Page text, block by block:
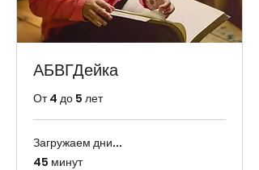
АБВГДейка
От 4 до 5 лет
Загружаем дни...
45 минут